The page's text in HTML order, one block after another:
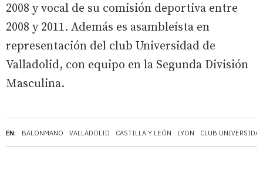
EN: BALONMANO VALLADOLID CASTILLA Y LEÓN LYON CLUB
2008 y vocal de su comisión deportiva entre
2008 y 2011. Además es asambleísta en
representación del club Universidad de
Valladolid, con equipo en la Segunda División
Masculina.